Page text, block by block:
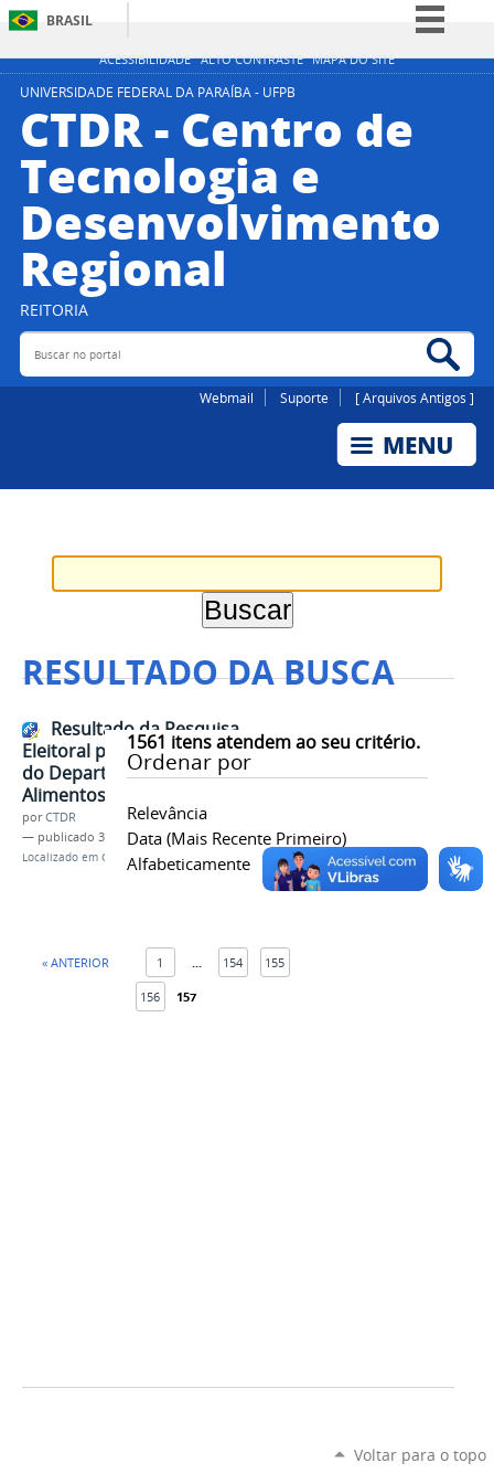
ACESSIBILIDADE ALTO CONTRASTE MAPA DO SITE
BRASIL
Simplifique!
Participe
Legislação
Canais
UNIVERSIDADE FEDERAL DA PARAÍBA - UFPB
CTDR - Centro de
Tecnologia e
Desenvolvimento
Regional
REITORIA
Buscar no portal
Webmail Suporte [ Arquivos Antigos ]
RESULTADO DA BUSCA
1561 itens atendem ao seu critério.
Ordenar por
Relevância
Data (mais Recente Primeiro)
Alfabeticamente
Resultado da Pesquisa
Eleitoral para os cargos de Chefia
do Departamento de Tec. de
Alimentos
porCTDR
— publicado 30/03/2026
Localizado em Contents / Notícias
« ANTERIOR 1 154 155
156 157
Voltar para o topo